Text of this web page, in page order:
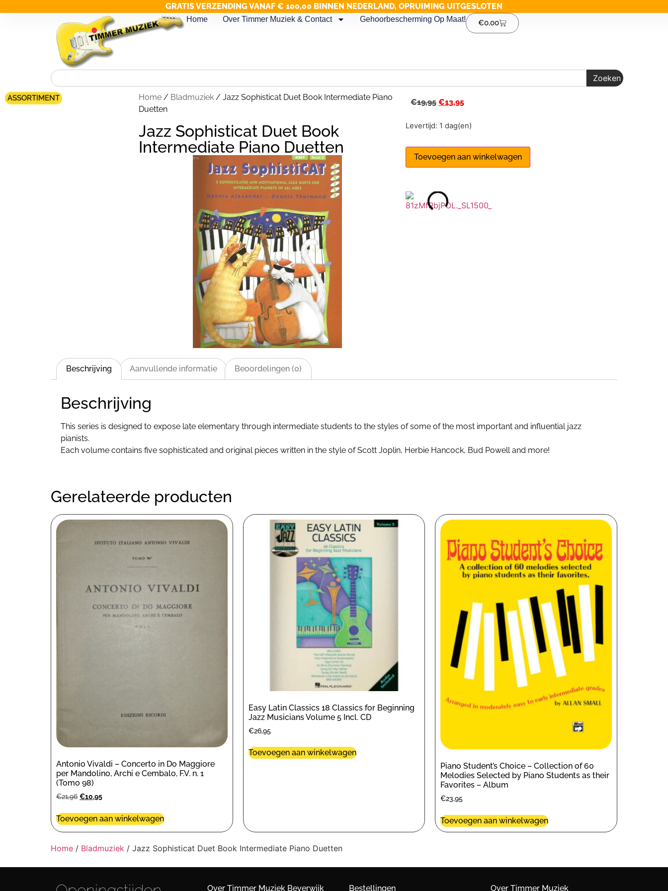
GRATIS VERZENDING VANAF € 100,00 BINNEN NEDERLAND, OPRUIMING UITGESLOTEN
Home Over Timmer Muziek & Contact Gehoorbescherming Op Maat! €0,00
Zoeken
ASSORTIMENT Home/ Bladmuziek/ Jazz Sophisticat Duet Book Intermediate Piano
Duetten
Jazz Sophisticat Duet Book
Intermediate Piano Duetten
€19,95 €13,95
Levertijd: 1 dag(en)
Toevoegen aan winkelwagen
Beschrijving Aanvullende informatie Beoordelingen (0)
Beschrijving
This series is designed to expose late elementary through intermediate students to the styles of some of the most important and influential jazz
pianists.
Each volume contains five sophisticated and original pieces written in the style of Scott Joplin, Herbie Hancock, Bud Powell and more!
Gerelateerde producten
Antonio Vivaldi – Concerto in Do Maggiore
per Mandolino, Archi e Cembalo, F.V. n. 1
(Tomo 98)
€21,96 €10,95
Toevoegen aan winkelwagen
Easy Latin Classics 18 Classics for Beginning
Jazz Musicians Volume 5 Incl. CD
€26,95
Toevoegen aan winkelwagen
Piano Student’s Choice – Collection of 60
Melodies Selected by Piano Students as their
Favorites – Album
€23,95
Toevoegen aan winkelwagen
Home / Bladmuziek / Jazz Sophisticat Duet Book Intermediate Piano Duetten
Over Timmer Muziek Beverwijk Bestellingen Over Timmer Muziek